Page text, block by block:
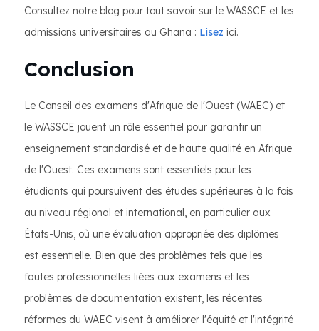
Consultez notre blog pour tout savoir sur le WASSCE et les
admissions universitaires au Ghana : Lisez ici.
Conclusion
Le Conseil des examens d'Afrique de l'Ouest (WAEC) et
le WASSCE jouent un rôle essentiel pour garantir un
enseignement standardisé et de haute qualité en Afrique
de l'Ouest. Ces examens sont essentiels pour les
étudiants qui poursuivent des études supérieures à la fois
au niveau régional et international, en particulier aux
États-Unis, où une évaluation appropriée des diplômes
est essentielle. Bien que des problèmes tels que les
fautes professionnelles liées aux examens et les
problèmes de documentation existent, les récentes
réformes du WAEC visent à améliorer l'équité et l'intégrité